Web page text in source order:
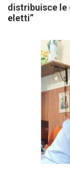
distribuisce le
eletti”